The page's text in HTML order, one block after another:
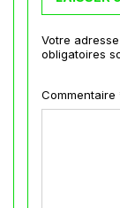
Votre
obligatoires
Commentaire